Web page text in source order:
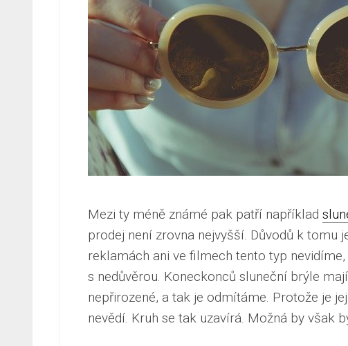
Mezi ty méně známé pak patří například
prodej není zrovna nejvyšší. Důvodů k
reklamách ani ve filmech tento typ
s nedůvěrou. Koneckonců sluneční brýle
nepřirozené, a tak je odmítáme. Protože je
nevědí. Kruh se tak uzavírá. Možná by však